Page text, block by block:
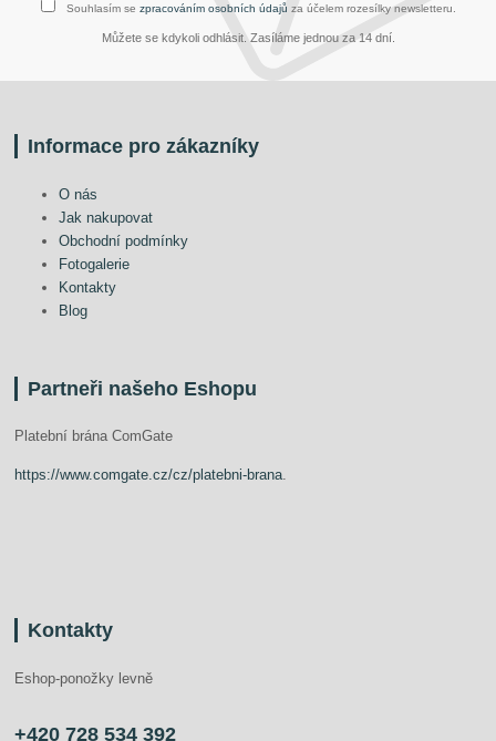
Souhlasím se zpracováním osobních údajů za účelem rozesílky newsletteru.
Můžete se kdykoli odhlásit. Zasíláme jednou za 14 dní.
Informace pro zákazníky
O nás
Jak nakupovat
Obchodní podmínky
Fotogalerie
Kontakty
Blog
Partneři našeho Eshopu
Platební brána ComGate
https://www.comgate.cz/cz/platebni-brana.
Kontakty
Eshop-ponožky levně
+420 728 534 392